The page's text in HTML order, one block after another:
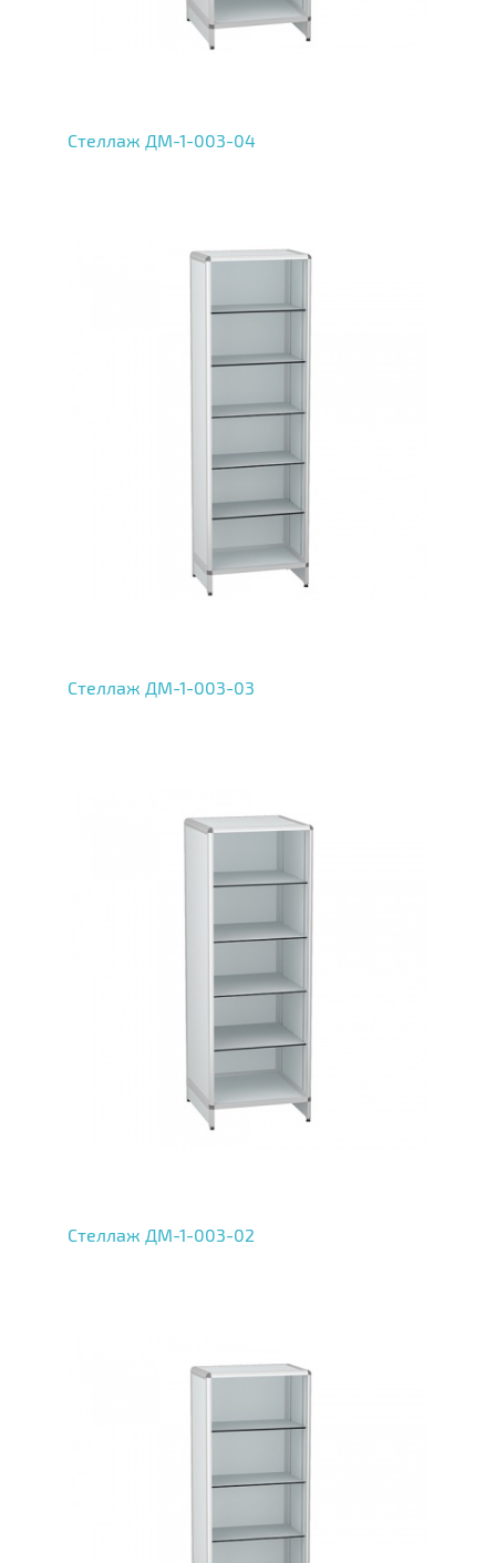
Стеллаж ДМ-1-003-04
Стеллаж ДМ-1-003-03
Стеллаж ДМ-1-003-02